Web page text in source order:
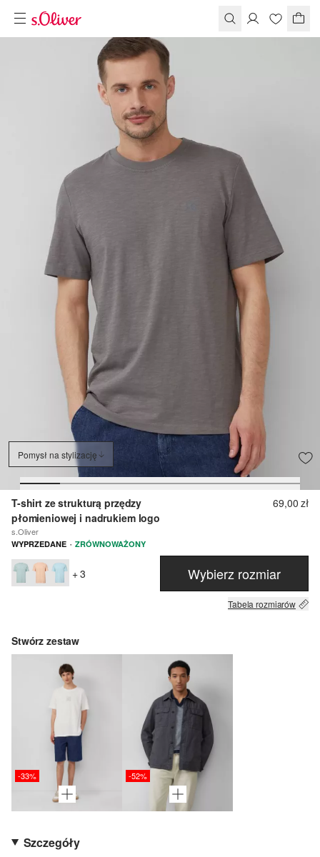
Pomysł na stylizację
T-shirt ze strukturą przędzy
płomieniowej i nadrukiem logo
s.Oliver
69,00 zł
WYPRZEDANE · ZRÓWNOWAŻONY
+ 3 Wybierz rozmiar
Tabela rozmiarów
Stwórz zestaw
-33% -52%
Szczegóły